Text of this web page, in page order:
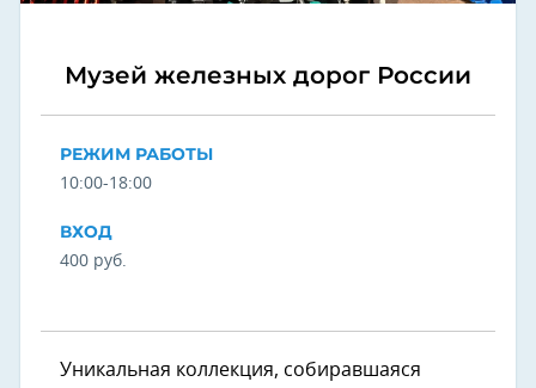
Музей железных дорог России
РЕЖИМ РАБОТЫ
10:00-18:00
ВХОД
400 руб.
Уникальная коллекция, собиравшаяся